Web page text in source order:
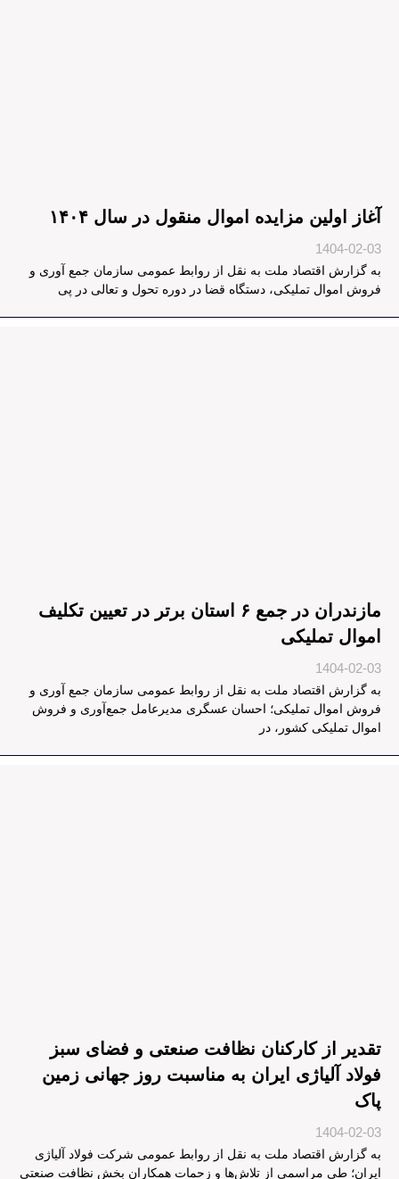
آغاز اولین مزایده اموال منقول در سال ۱۴۰۴
1404-02-03
به گزارش اقتصاد ملت به نقل از روابط عمومی سازمان جمع آوری و
فروش اموال تملیکی، دستگاه قضا در دوره تحول و تعالی در پی
مازندران در جمع ۶ استان برتر در تعیین تکلیف
اموال تملیکی
1404-02-03
به گزارش اقتصاد ملت به نقل از روابط عمومی سازمان جمع آوری و
فروش اموال تملیکی؛ احسان عسگری مدیرعامل جمع‌آوری و فروش
اموال تملیکی کشور، در
تقدیر از کارکنان نظافت صنعتی و فضای سبز
فولاد آلیاژی ایران به مناسبت روز جهانی زمین
پاک
1404-02-03
به گزارش اقتصاد ملت به نقل از روابط عمومی شرکت فولاد آلیاژی
ایران؛ طی مراسمی از تلاش‌ها و زحمات همکاران بخش نظافت صنعتی